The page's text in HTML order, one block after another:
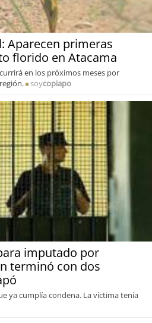
Aparecen primeras
florido en Atacama
en los próximos meses por
soycopiapo
imputado por
terminó con dos
ya cumplía condena. La víctima tenía